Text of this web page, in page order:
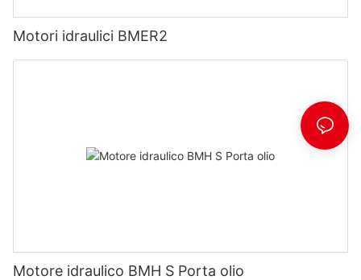
Motori idraulici BMER2
Motore idraulico BMH S Porta olio